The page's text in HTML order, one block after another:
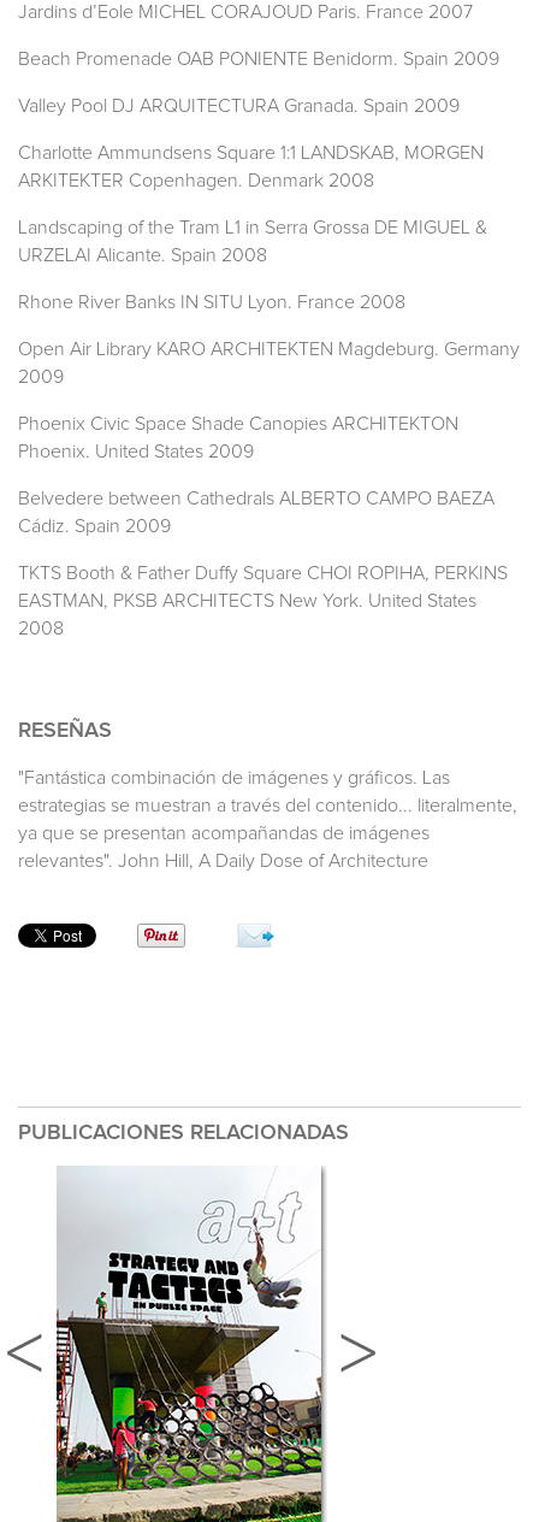
Jardins d’Eole MICHEL CORAJOUD Paris. France 2007
Beach Promenade OAB PONIENTE Benidorm. Spain 2009
Valley Pool DJ ARQUITECTURA Granada. Spain 2009
Charlotte Ammundsens Square 1:1 LANDSKAB, MORGEN
ARKITEKTER Copenhagen. Denmark 2008
Landscaping of the Tram L1 in Serra Grossa DE MIGUEL &
URZELAI Alicante. Spain 2008
Rhone River Banks IN SITU Lyon. France 2008
Open Air Library KARO ARCHITEKTEN Magdeburg. Germany
2009
Phoenix Civic Space Shade Canopies ARCHITEKTON
Phoenix. United States 2009
Belvedere between Cathedrals ALBERTO CAMPO BAEZA
Cádiz. Spain 2009
TKTS Booth & Father Duffy Square CHOI ROPIHA, PERKINS
EASTMAN, PKSB ARCHITECTS New York. United States
2008
RESEÑAS
"Fantástica combinación de imágenes y gráficos. Las
estrategias se muestran a través del contenido... literalmente,
ya que se presentan acompañandas de imágenes
relevantes". John Hill, A Daily Dose of Architecture
PUBLICACIONES RELACIONADAS